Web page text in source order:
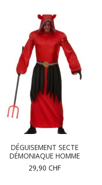
DÉGUISEMENT SECTE
DÉMONIAQUE HOMME
29,90 CHF